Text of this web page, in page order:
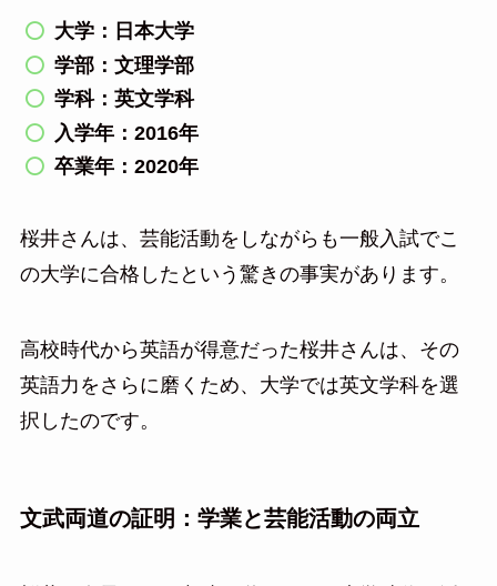
大学：日本大学
学部：文理学部
学科：英文学科
入学年：2016年
卒業年：2020年
桜井さんは、芸能活動をしながらも一般入試でこ
の大学に合格したという驚きの事実があります。
高校時代から英語が得意だった桜井さんは、その
英語力をさらに磨くため、大学では英文学科を選
択したのです。
文武両道の証明：学業と芸能活動の両立